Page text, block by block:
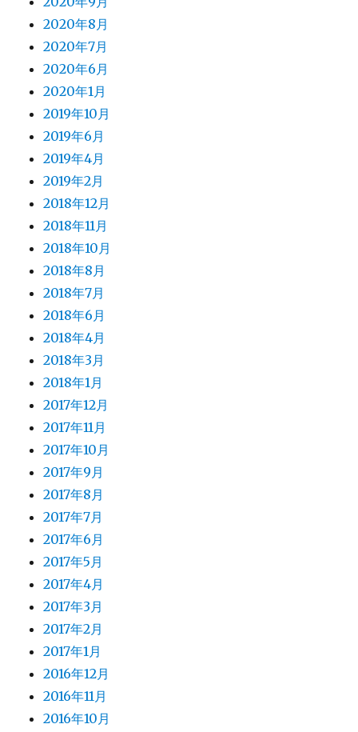
2020年8月
2020年7月
2020年6月
2020年1月
2019年10月
2019年6月
2019年4月
2019年2月
2018年12月
2018年11月
2018年10月
2018年8月
2018年7月
2018年6月
2018年4月
2018年3月
2018年1月
2017年12月
2017年11月
2017年10月
2017年9月
2017年8月
2017年7月
2017年6月
2017年5月
2017年4月
2017年3月
2017年2月
2017年1月
2016年12月
2016年11月
2016年10月